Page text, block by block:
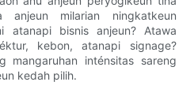
milarian ningkatkeun
atanapi bisnis anjeun? Atawa
kebon, atanapi signage?
mangaruhan inténsitas sareng
kedah pilih.